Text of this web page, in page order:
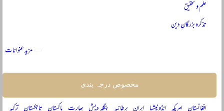
علم و تحقیق
تذکرہ بزرگانِ دین
— مزید عنوانات
مخصوص درجہ بندی